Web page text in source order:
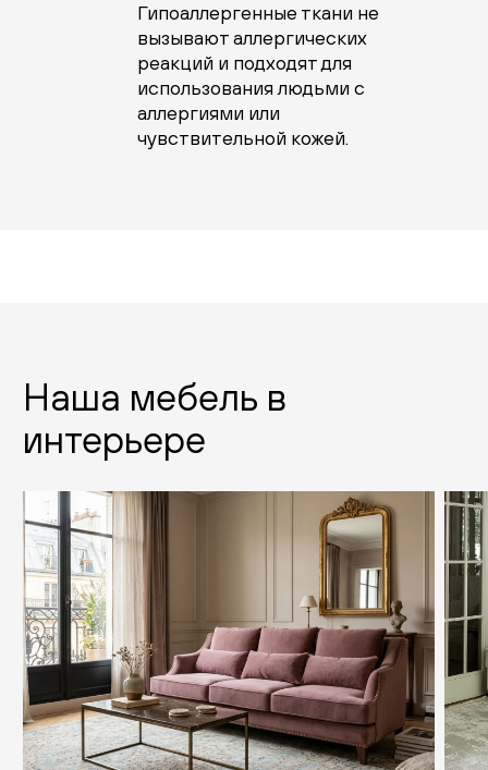
Гипоаллергенные ткани не
вызывают аллергических
реакций и подходят для
использования людьми с
аллергиями или
чувствительной кожей.
Наша мебель в
интерьере